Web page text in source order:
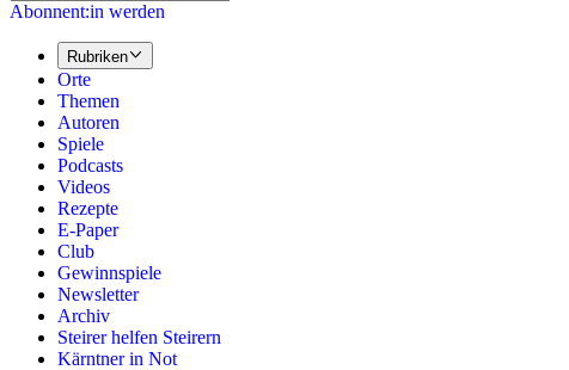
Abonnent:in werden
Rubriken
Orte
Themen
Autoren
Spiele
Podcasts
Videos
Rezepte
E-Paper
Club
Gewinnspiele
Newsletter
Archiv
Steirer helfen Steirern
Kärntner in Not